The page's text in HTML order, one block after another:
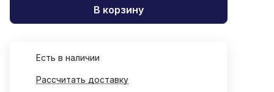
В корзину
Есть в наличии
Рассчитать доставку